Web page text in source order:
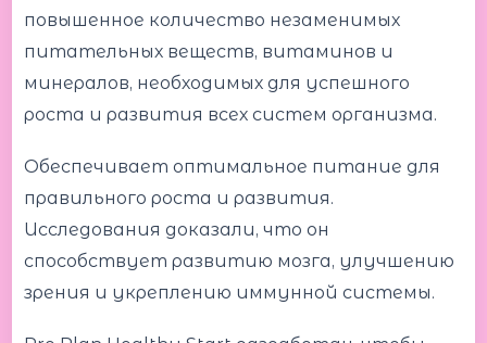
повышенное количество незаменимых
питательных веществ, витаминов и
минералов, необходимых для успешного
роста и развития всех систем организма.
Обеспечивает оптимальное питание для
правильного роста и развития.
Исследования доказали, что он
способствует развитию мозга, улучшению
зрения и укреплению иммунной системы.